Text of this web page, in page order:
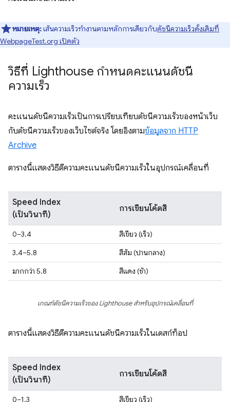
หมายเหตุ:เส้นความเร็วทำงานตามหลักการเดียวกับดัชนีความเร็วดั้งเดิมที่
WebpageTest.org เปิดตัว
วิธีที่ Lighthouse กำหนดคะแนนดัชนี
ความเร็ว
คะแนนดัชนีความเร็วเป็นการเปรียบเทียบดัชนีความเร็วของหน้าเว็บ
กับดัชนีความเร็วของเว็บไซต์จริง โดยอิงตามข้อมูลจาก HTTP
Archive
ตารางนี้แสดงวิธีตีความคะแนนดัชนีความเร็วในอุปกรณ์เคลื่อนที่
Speed Index
(เป็นวินาที)
การเขียนโค้ดสี
0–3.4
สีเขียว (เร็ว)
3.4–5.8
สีส้ม (ปานกลาง)
มากกว่า 5.8
สีแดง (ช้า)
เกณฑ์ดัชนีความเร็วของ Lighthouse สําหรับอุปกรณ์เคลื่อนที่
ตารางนี้แสดงวิธีตีความคะแนนดัชนีความเร็วในเดสก์ท็อป
Speed Index
(เป็นวินาที)
การเขียนโค้ดสี
0–1.3 สีเขียว (เร็ว)